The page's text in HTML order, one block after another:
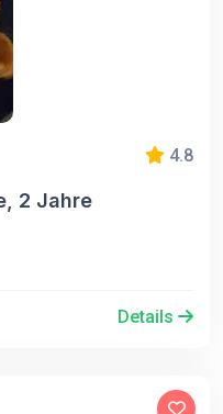
4.8
2 Jahre
Details